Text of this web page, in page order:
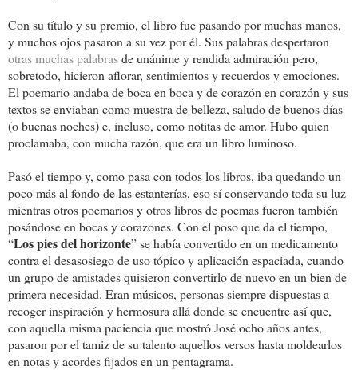
Con su título y su premio, el libro fue pasando por muchas manos,
y muchos ojos pasaron a su vez por él. Sus palabras despertaron
otras muchas palabrasde unánime y rendida admiración pero,
sobretodo, hicieron aflorar, sentimientos y recuerdos y emociones.
El poemario andaba de boca en boca y de corazón en corazón y sus
textos se enviaban como muestra de belleza, saludo de buenos días
(o buenas noches) e, incluso, como notitas de amor. Hubo quien
proclamaba, con mucha razón, que era un libro luminoso.
Pasó el tiempo y, como pasa con todos los libros, iba quedando un
poco más al fondo de las estanterías, eso sí conservando toda su luz
mientras otros poemarios y otros libros de poemas fueron también
posándose en bocas y corazones. Con el poso que da el tiempo,
“Los pies del horizonte” se había convertido en un medicamento
contra el desasosiego de uso tópico y aplicación espaciada, cuando
un grupo de amistades quisieron convertirlo de nuevo en un bien de
primera necesidad. Eran músicos, personas siempre dispuestas a
recoger inspiración y hermosura allá donde se encuentre así que,
con aquella misma paciencia que mostró José ocho años antes,
pasaron por el tamiz de su talento aquellos versos hasta moldearlos
en notas y acordes fijados en un pentagrama.